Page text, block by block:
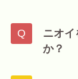
ニオ
か？